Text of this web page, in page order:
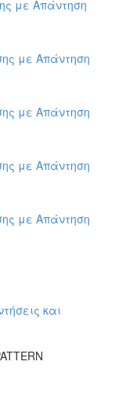
με Απάντηση
με Απάντηση
με Απάντηση
με Απάντηση
με Απάντηση
και